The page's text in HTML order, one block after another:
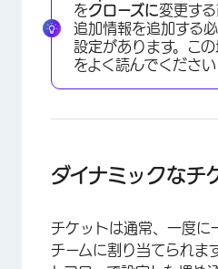
をクローズに変更す
追加情報を追加する
設定があります。こ
をよく読んでください
ダイナミックなチ
チケットは通常、一度に
チームに割り当てられま